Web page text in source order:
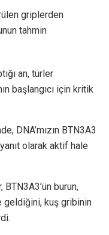
griplerden
tahmin
an, türler
başlangıcı için kritik
DNA’mızın BTN3A3
olarak aktif hale
burun,
kuş gribinin